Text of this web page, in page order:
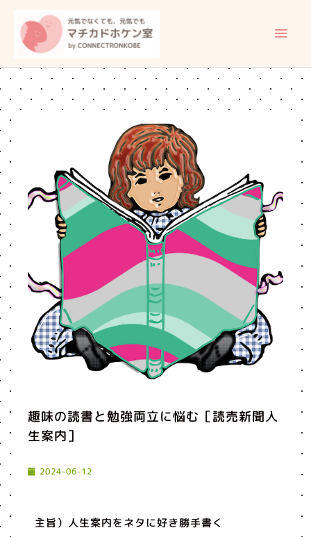
ッ
プ
イ
ン
メ
ー
趣味の読書と勉強両立に悩む［読売新聞人
生案内］
2024-06-12
主旨）人生案内をネタに好き勝手書く